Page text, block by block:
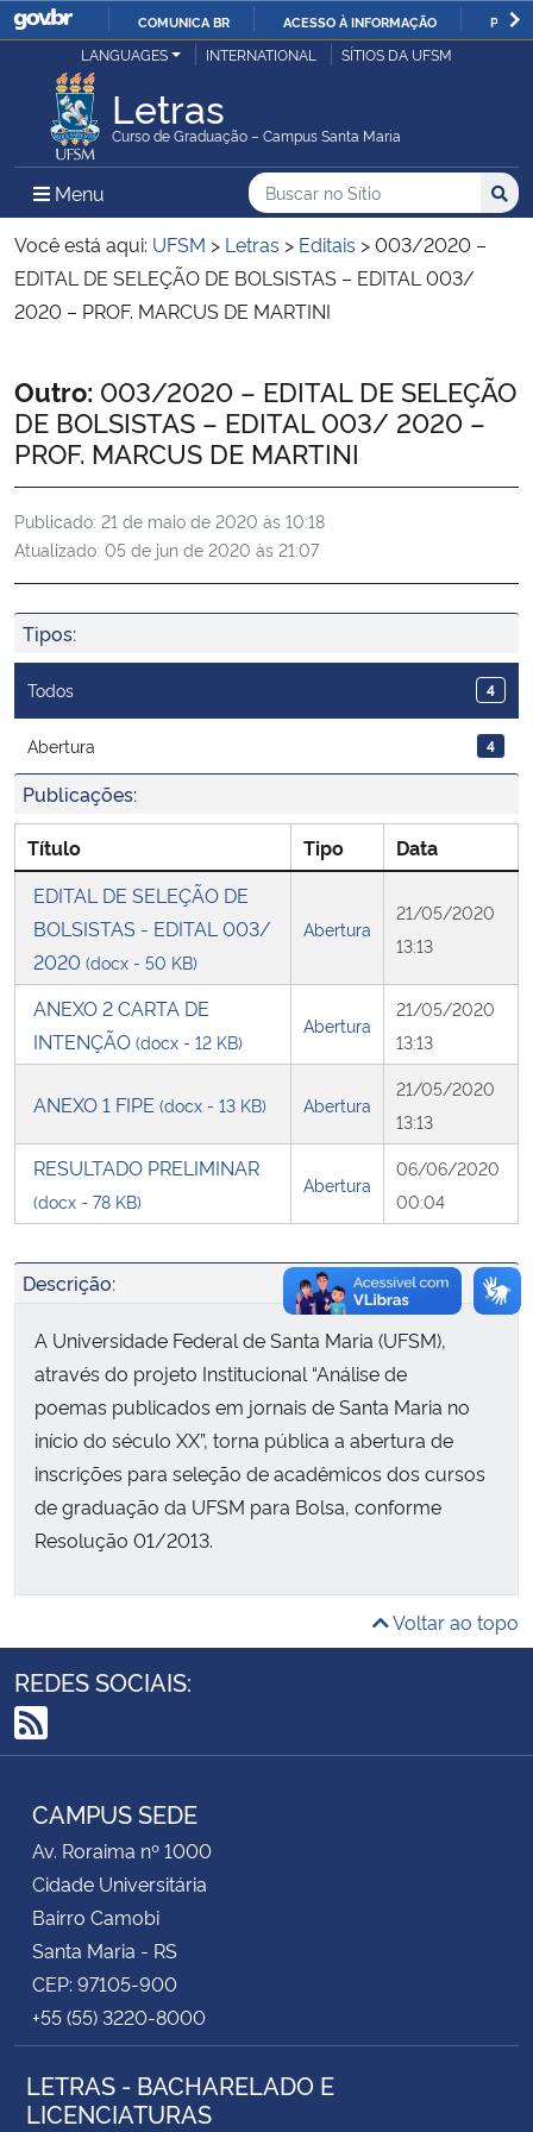
IR
COMUNICA BR ACESSO À INFORMAÇÃO
Ministério da Justiça e Segurança Pública
Ministério da Defesa
Ministério das Relações Exteriores
Ministério da Economia
Ministério da Agricultura, Pecuária e Abastecimento
Ministério da Educação
Ministério da Cidadania
Ministério da Saúde
Ministério da Ciência, Tecnologia, Inovações e Comunicações
Ministério do Meio Ambiente
Ministério do Turismo
Ministério do Desenvolvimento Regional
Ministério da Mulher, da Família e dos Direitos Humanos
Banco Central do Brasil
Planalto
LANGUAGES INTERNATIONAL SÍTIOS DA UFSM
Letras
Curso de Graduação – Campus Santa Maria
Menu Menu Principal do Sítio
Busca
Buscar no no Sítio
Busca:
Você está aqui: UFSM > Letras > Editais >003/2020 –
EDITAL DE SELEÇÃO DE BOLSISTAS – EDITAL 003/
2020 – PROF. MARCUS DE MARTINI
Início do conteúdo
Outro: 003/2020 – EDITAL DE SELEÇÃO
DE BOLSISTAS – EDITAL 003/ 2020 –
PROF. MARCUS DE MARTINI
Publicado: 21 de maio de 2020 às 10:18
Atualizado: 05 de jun de 2020 às 21:07
Tipos:
Todos 4
Abertura 4
Publicações:
Título Tipo
Data
EDITAL DE SELEÇÃO DE
BOLSISTAS - EDITAL 003/
2020 (docx - 50 KB)
Abertura
21/05/2020
13:13
ANEXO 2 CARTA DE
INTENÇÃO (docx - 12 KB)
Abertura
21/05/2020
13:13
ANEXO 1 FIPE (docx - 13 KB) Abertura
21/05/2020
13:13
RESULTADO PRELIMINAR
(docx - 78 KB)
Abertura
06/06/2020
00:04
Descrição:
A Universidade Federal de Santa Maria (UFSM),
através do projeto Institucional “Análise de
poemas publicados em jornais de Santa Maria no
início do século XX”, torna pública a abertura de
inscrições para seleção de acadêmicos dos cursos
de graduação da UFSM para Bolsa, conforme
Resolução 01/2013.
Voltar ao topo
REDES SOCIAIS:
RSS
CAMPUS SEDE
Av. Roraima nº 1000
Cidade Universitária
Bairro Camobi
Santa Maria - RS
CEP: 97105-900
+55 (55) 3220-8000
LETRAS - BACHARELADO E
LICENCIATURAS